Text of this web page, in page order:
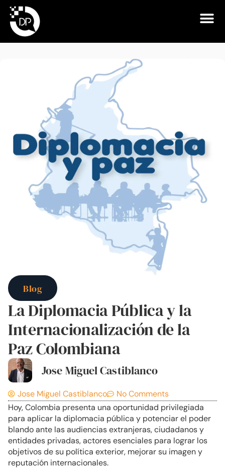
Blog
La Diplomacia Pública y la
Internacionalización de la
Paz Colombiana
Jose Miguel Castiblanco
Jose Miguel Castiblanco
No Comments
Hoy, Colombia presenta una oportunidad privilegiada
para aplicar la diplomacia pública y potenciar el poder
blando ante las audiencias extranjeras, ciudadanos y
entidades privadas, actores esenciales para lograr los
objetivos de su política exterior, mejorar su imagen y
reputación internacionales.